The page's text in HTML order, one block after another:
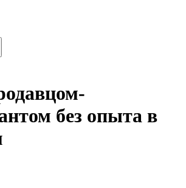
без опыта в